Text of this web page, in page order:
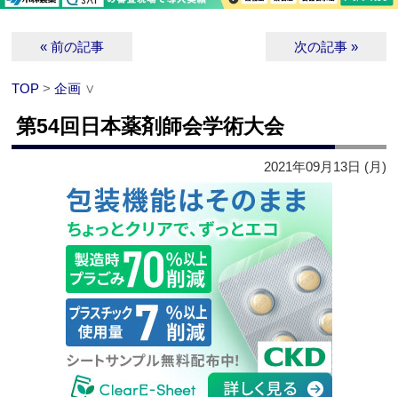
« 前の記事 次の記事 »
TOP >企画 ∨
第54回日本薬剤師会学術大会
2021年09月13日 (月)